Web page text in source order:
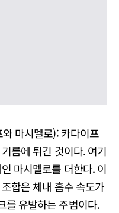
마시멜로): 카다이프
름에 튀긴 것이다. 여기
마시멜로를 더한다. 이
합은 체내 흡수 속도가
를 유발하는 주범이다.